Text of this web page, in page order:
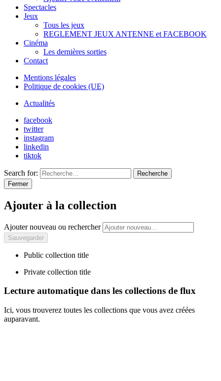
Spectacles
Jeux
Tous les jeux
REGLEMENT JEUX ANTENNE et FACEBOOK
Cinéma
Les dernières sorties
Contact
Mentions légales
Politique de cookies (UE)
Actualités
facebook
twitter
instagram
linkedin
tiktok
Search for:
Recherche
Fermer
Ajouter à la collection
Ajouter nouveau ou rechercher
Public collection title
Private collection title
Lecture automatique dans les collections de flux
Ici, vous trouverez toutes les collections que vous avez créées
auparavant.